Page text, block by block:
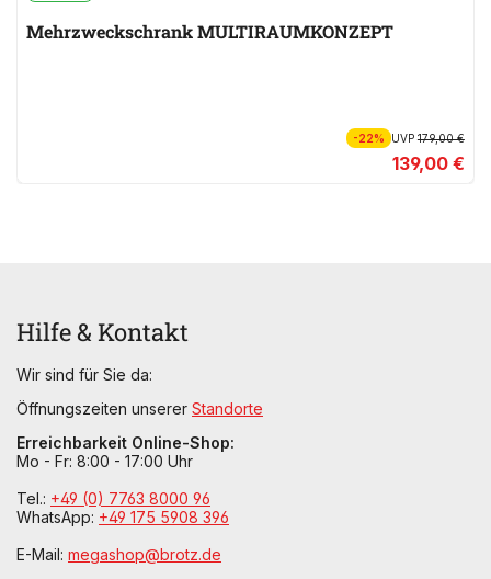
Mehrzweckschrank MULTIRAUMKONZEPT
-22% UVP179,00 €
139,00 €
Hilfe & Kontakt
Wir sind für Sie da:
Öffnungszeiten unserer Standorte
Erreichbarkeit Online-Shop:
Mo - Fr: 8:00 - 17:00 Uhr
Tel.: +49 (0) 7763 8000 96
WhatsApp: +49 175 5908 396
E-Mail: megashop@brotz.de